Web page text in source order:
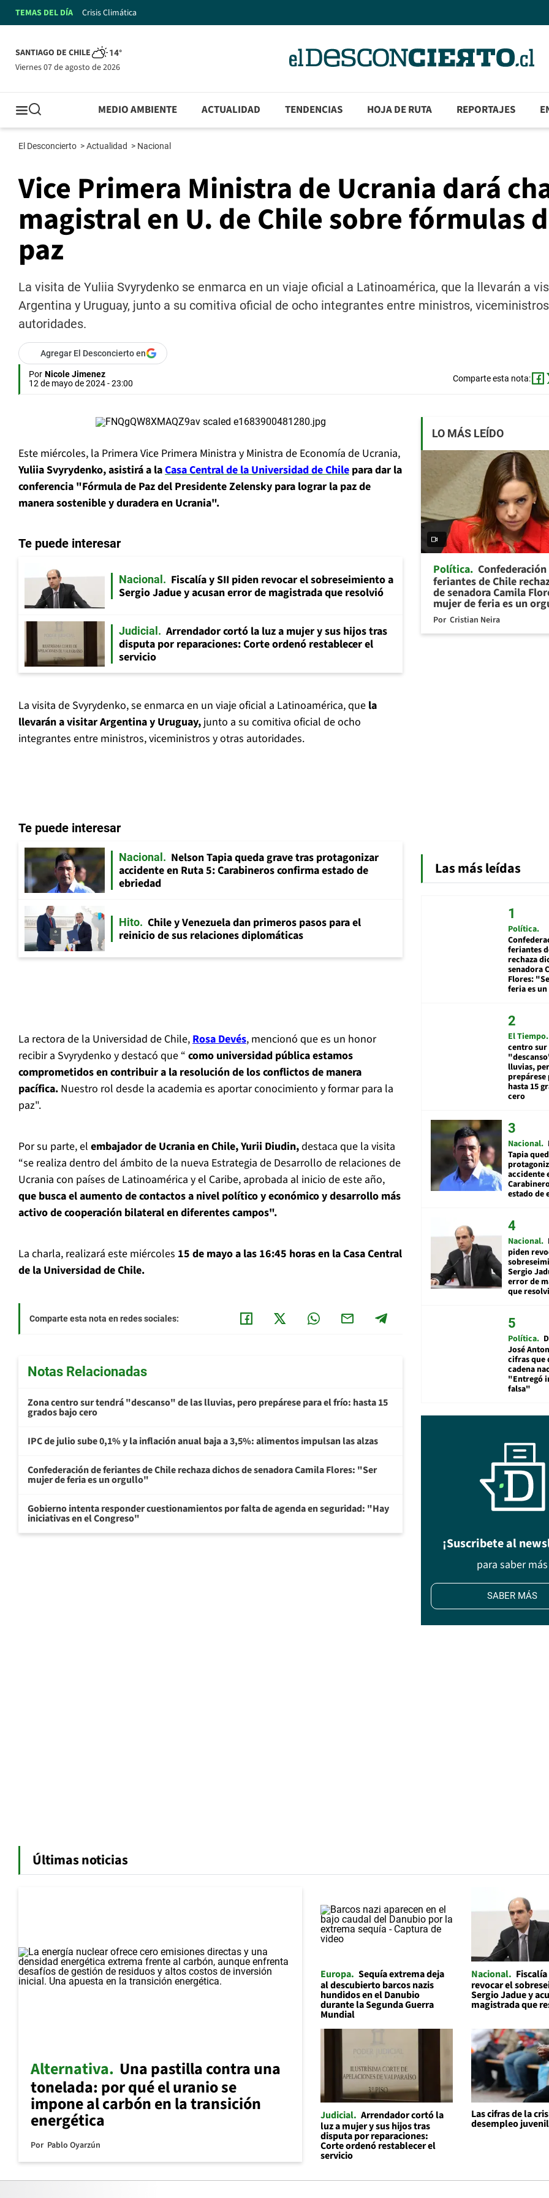
TEMAS DEL DÍA Crisis Climática
SANTIAGO DE CHILE 14°
viernes 07 de agosto de 2026
MEDIO AMBIENTE ACTUALIDAD TENDENCIAS HOJA DE RUTA REPORTAJES
El Desconcierto >Actualidad > Nacional
Vice Primera Ministra de Ucrania dará
magistral en U. de Chile sobre fórmulas
paz
La visita de Yuliia Svyrydenko se enmarca en un viaje oficial a Latinoamérica, que la llevarán a
Argentina y Uruguay, junto a su comitiva oficial de ocho integrantes entre ministros,
autoridades.
Agregar El Desconcierto en
Por Nicole Jimenez
12 de mayo de 2024 - 23:00
Comparte esta nota:
Este miércoles, la Primera Vice Primera Ministra y Ministra de Economía de Ucrania,
Yuliia Svyrydenko, asistirá a laCasa Central de la Universidad de Chile para dar la
conferencia "Fórmula de Paz del Presidente Zelensky para lograr la paz de
manera sostenible y duradera en Ucrania".
Te puede interesar
Nacional
Fiscalía y SII piden revocar el sobreseimiento a
Sergio Jadue y acusan error de magistrada que resolvió
Judicial
Arrendador cortó la luz a mujer y sus hijos tras
disputa por reparaciones: Corte ordenó restablecer el
servicio
La visita de Svyrydenko, se enmarca en un viaje oficial a Latinoamérica, que la
llevarán a visitar Argentina y Uruguay, junto a su comitiva oficial de ocho
integrantes entre ministros, viceministros y otras autoridades.
Te puede interesar
Nacional
Nelson Tapia queda grave tras protagonizar
accidente en Ruta 5: Carabineros confirma estado de
ebriedad
Hito
Chile y Venezuela dan primeros pasos para el
reinicio de sus relaciones diplomáticas
La rectora de la Universidad de Chile,Rosa Devés, mencionó que es un honor
recibir a Svyrydenko y destacó que “ como universidad pública estamos
comprometidos en contribuir a la resolución de los conflictos de manera
pacífica. Nuestro rol desde la academia es aportar conocimiento y formar para la
paz".
Por su parte, el embajador de Ucrania en Chile, Yurii Diudin,destaca que la visita
“se realiza dentro del ámbito de la nueva Estrategia de Desarrollo de relaciones de
Ucrania con países de Latinoamérica y el Caribe, aprobada al inicio de este año,
que busca el aumento de contactos a nivel político y económico y desarrollo más
activo de cooperación bilateral en diferentes campos".
La charla, realizará este miércoles 15 de mayo a las 16:45 horas en la Casa Central
de la Universidad de Chile.
Comparte esta nota en redes sociales:
Notas Relacionadas
Zona centro sur tendrá "descanso" de las lluvias, pero prepárese para el frío: hasta 15
grados bajo cero
IPC de julio sube 0,1% y la inflación anual baja a 3,5%: alimentos impulsan las alzas
Confederación de feriantes de Chile rechaza dichos de senadora Camila Flores: "Ser
mujer de feria es un orgullo"
Gobierno intenta responder cuestionamientos por falta de agenda en seguridad: "Hay
iniciativas en el Congreso"
LO MÁS LEÍDO
Política Confederación
feriantes de Chile
de senadora Camila
mujer de feria es un
Por Cristian Neira
Las más leídas
Política
feriantes
rechaza
senadora
Flores:
feria es
El Tiempo
centro
lluvias,
hasta 15
cero
Nacional
Tapia
accidente
estado de
Nacional
piden
Sergio
error de
que
Política
José
cifras que
cadena
"Entregó
falsa"
¡Suscribete al
para saber más
SABER MÁS
Últimas noticias
Alternativa Una pastilla contra una
tonelada: por qué el uranio se
impone al carbón en la transición
energética
Por Pablo Oyarzún
Europa Sequía extrema deja
al descubierto barcos nazis
hundidos en el Danubio
durante la Segunda Guerra
Mundial
Nacional
revocar el
Sergio Jadue y
magistrada que
Judicial Arrendador cortó la
luz a mujer y sus hijos tras
disputa por reparaciones:
Corte ordenó restablecer el
servicio
Las cifras de la
desempleo juvenil